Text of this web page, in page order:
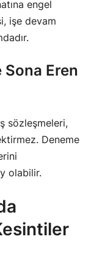
engel
işe devam
Eren
sözleşmeleri,
Deneme
olabilir.